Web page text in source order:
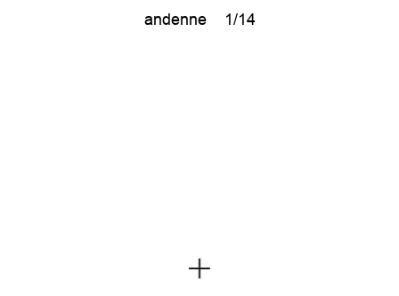
andenne 1/14